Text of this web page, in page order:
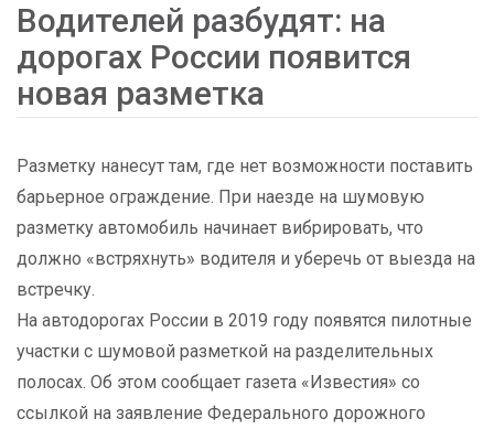
Водителей разбудят: на
дорогах России появится
новая разметка
Разметку нанесут там, где нет возможности поставить
барьерное ограждение. При наезде на шумовую
разметку автомобиль начинает вибрировать, что
должно «встряхнуть» водителя и уберечь от выезда на
встречку.
На автодорогах России в 2019 году появятся пилотные
участки с шумовой разметкой на разделительных
полосах. Об этом сообщает газета «Известия» со
ссылкой на заявление Федерального дорожного